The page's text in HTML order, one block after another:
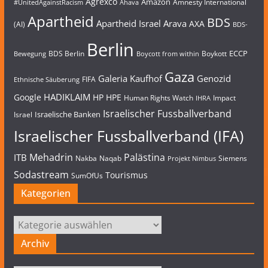
#UnitedAgainstRacism Ahava
(AI) Apartheid Apartheid Israel Arava AXA BDS BDS-
Bewegung BDS Berlin Berlin Boycott from within Boykott ECCP
Ethnische Säuberung FIFA Galeria Kaufhof Gaza Genozid
Google HADIKLAIM HP HPE Human Rights Watch IHRA Impact
Israel Israelische Banken Israelischer Fussballverband
Israelischer Fussballverband (IFA)
ITB Mehadrin Nakba Naqab Palästina Projekt Nimbus Siemens
Sodastream SumOfUs Tourismus
Kategorien
Kategorien
Archiv